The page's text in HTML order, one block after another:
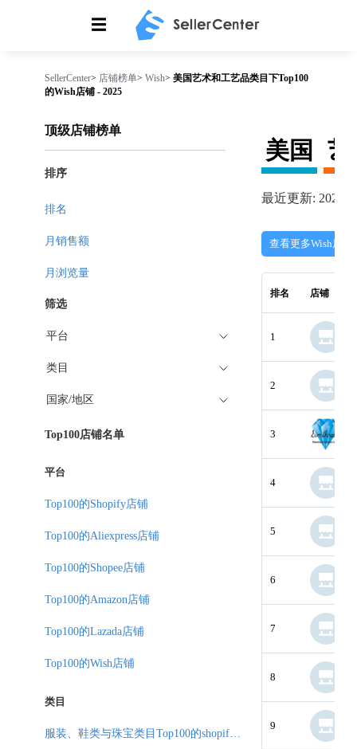
☰
SellerCenter> 店铺榜单> Wish> 美国艺术和工艺品类目下Top100
的Wish店铺 - 2025
美国 艺
最近更新: 2026-
查看更多Wish店铺
排名 店铺
1
2
3
4
5
6
7
8
9
顶级店铺榜单
排序
排名
月销售额
月浏览量
筛选
平台
类目
国家/地区
Top100店铺名单
平台
Top100的Shopify店铺
Top100的Aliexpress店铺
Top100的Shopee店铺
Top100的Amazon店铺
Top100的Lazada店铺
Top100的Wish店铺
类目